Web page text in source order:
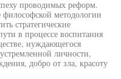
проводимых реформ.
методологии
стратегические
в процессе воспитания
нуждающегося
личности,
добро от зла, красоту